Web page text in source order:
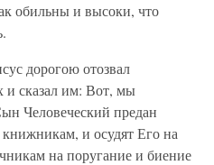
обильны и высоки, что
дорогою отозвал
и сказал им: Вот, мы
Человеческий предан
и осудят Его на
на поругание и биение